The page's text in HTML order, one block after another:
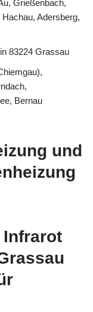
Grießenbach,
Adersberg,
83224 Grassau
Bernau
und
Infrarot